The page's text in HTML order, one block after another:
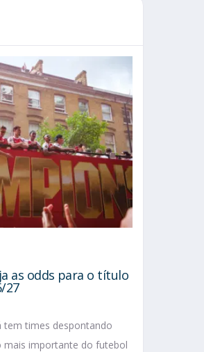
as odds para o título
27
times despontando
importante do futebol